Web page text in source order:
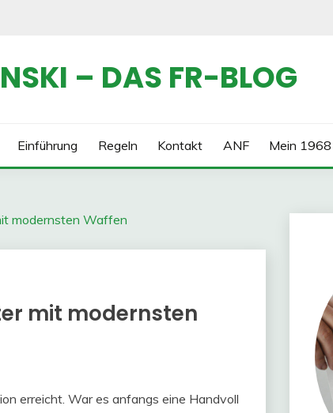
– DAS FR-BLOG
Einführung Regeln Kontakt ANF Mein 1968
modernsten Waffen
mit modernsten
erreicht. War es anfangs eine Handvoll